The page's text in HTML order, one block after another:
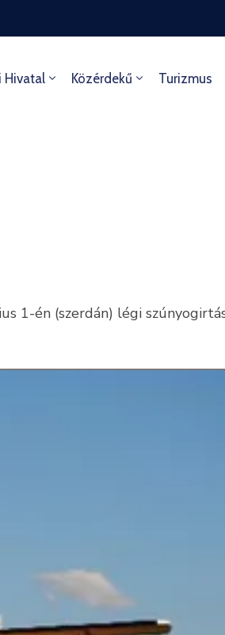
Hivatal Közérdekű Turizmus
1-én (szerdán) légi